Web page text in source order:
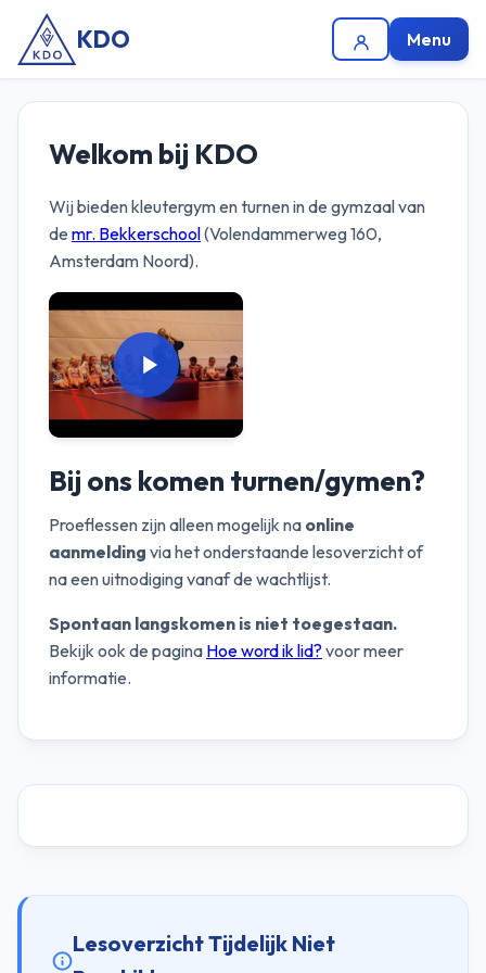
KDO Menu
Welkom bij KDO
Wij bieden kleutergym en turnen in de gymzaal van
de mr. Bekkerschool(Volendammerweg 160,
Amsterdam Noord).
Bij ons komen turnen/gymen?
Proeflessen zijn alleen mogelijk na online
aanmelding via het onderstaande lesoverzicht of
na een uitnodiging vanaf de wachtlijst.
Spontaan langskomen is niet toegestaan.
Bekijk ook de pagina Hoe word ik lid? voor meer
informatie.
Lesoverzicht Tijdelijk Niet